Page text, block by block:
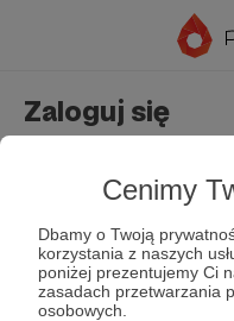
Cenimy
Dbamy o Twoją
korzystania z naszych
poniżej prezentujemy Ci
zasadach przetwarzania
osobowych.
Zaloguj się